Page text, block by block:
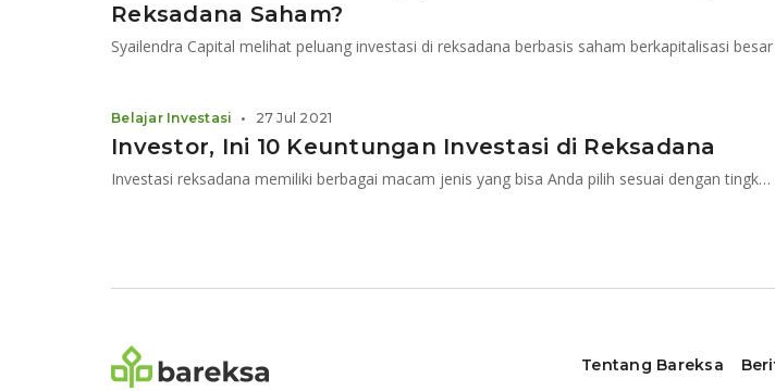
Reksadana Saham?
Syailendra Capital melihat peluang investasi di reksadana berbasis saham berkapitalisasi besar
Investor, Ini 10 Keuntungan Investasi di Reksadana
Investasi reksadana memiliki berbagai macam jenis yang bisa Anda pilih sesuai dengan tingkat toleransi Anda terhadap risiko
Belajar Investasi • 27 Jul 2021
Tentang Bareksa